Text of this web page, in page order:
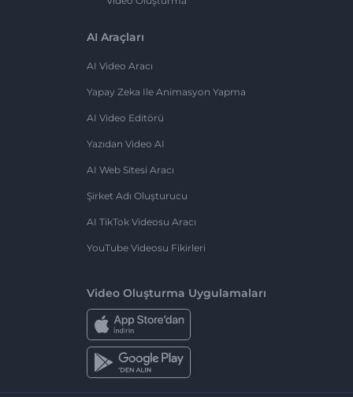
AI Araçları
AI Video Aracı
Yapay Zeka Ile Animasyon Yapma
AI Video Editörü
Yazıdan Video AI
AI Web Sitesi Aracı
Şirket Adı Oluşturucu
AI TikTok Videosu Aracı
YouTube Videosu Fikirleri
Video Oluşturma Uygulamaları